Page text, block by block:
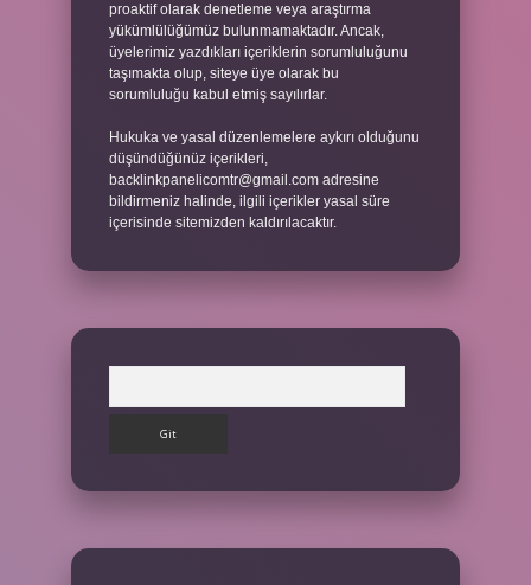
proaktif olarak denetleme veya araştırma
yükümlülüğümüz bulunmamaktadır. Ancak,
üyelerimiz yazdıkları içeriklerin sorumluluğunu
taşımakta olup, siteye üye olarak bu
sorumluluğu kabul etmiş sayılırlar.
Hukuka ve yasal düzenlemelere aykırı olduğunu
düşündüğünüz içerikleri,
backlinkpanelicomtr@gmail.com adresine
bildirmeniz halinde, ilgili içerikler yasal süre
içerisinde sitemizden kaldırılacaktır.